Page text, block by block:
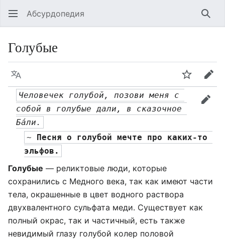
Абсурдопедия
Голубые
Язык
Человечек голубой, позови меня с
собой в голубые дали, в сказочное
Бáли.
~
Песня о голубой мечте про каких-то
эльфов.
Голубые — реликтовые люди, которые
сохранились с Медного века, так как имеют части
тела, окрашенные в цвет водного раствора
двухвалентного сульфата меди. Существует как
полный окрас, так и частичный, есть также
невидимый глазу голубой колер половой